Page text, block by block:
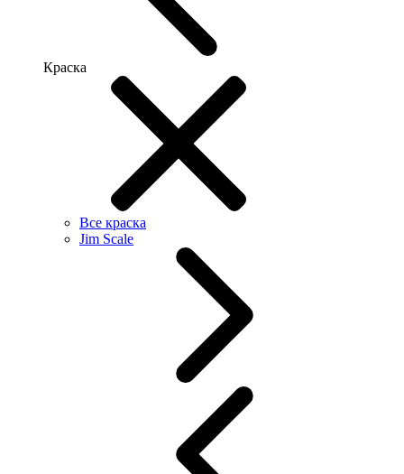
Краска
Все краска
Jim Scale